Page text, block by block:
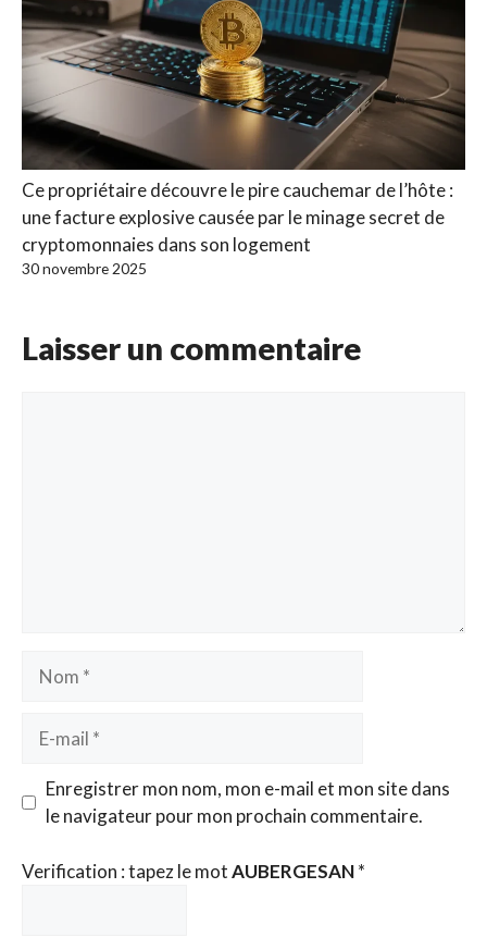
Ce propriétaire découvre le pire cauchemar de l’hôte :
une facture explosive causée par le minage secret de
cryptomonnaies dans son logement
30 novembre 2025
Laisser un commentaire
Nom
mail
Enregistrer mon nom, mon e-mail et mon site dans
le navigateur pour mon prochain commentaire.
Verification : tapez le motAUBERGESAN*